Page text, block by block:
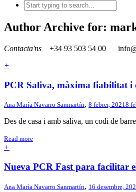
Author Archive for:
Contacta'ns +34 93 503 54 00
+
PCR Saliva, màxima fiabilitat i
Ana María Navarro Sanmartín, 8 febrer, 20218
Des de casa i amb saliva, un codi de
Read more
+
Nueva PCR Fast para facilitar
Ana María Navarro Sanmartín, 16 desembre,